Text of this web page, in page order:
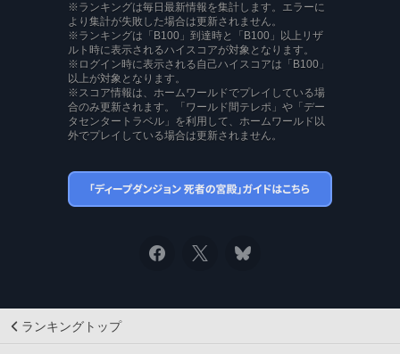
※ランキングは毎日最新情報を集計します。エラーに
より集計が失敗した場合は更新されません。
※ランキングは「B100」到達時と「B100」以上リザ
ルト時に表示されるハイスコアが対象となります。
※ログイン時に表示される自己ハイスコアは「B100」
以上が対象となります。
※スコア情報は、ホームワールドでプレイしている場
合のみ更新されます。「ワールド間テレポ」や「デー
タセンタートラベル」を利用して、ホームワールド以
外でプレイしている場合は更新されません。
ランキングトップ